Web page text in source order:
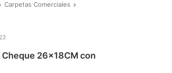
Carpetas Comerciales
26x18CM con